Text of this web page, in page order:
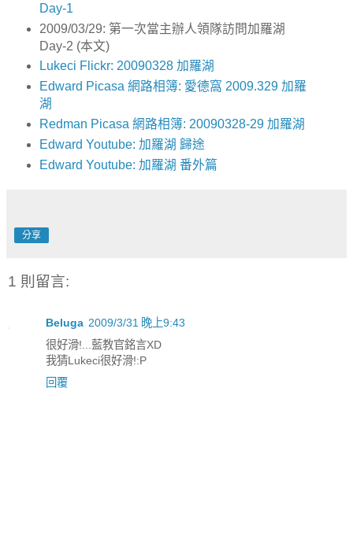
Day-1
2009/03/29: 第一次當主辦人領隊訪問加羅湖
Day-2 (本文)
Lukeci Flickr: 20090328 加羅湖
Edward Picasa 網路相簿: 愛德窩 2009.329 加羅
湖
Redman Picasa 網路相簿: 20090328-29 加羅湖
Edward Youtube: 加羅湖 歸途
Edward Youtube: 加羅湖 番外篇
分享
1 則留言:
Beluga 2009/3/31 晚上9:43
很好滑!...藍教官銘言XD
我猜Lukeci很好滑!:P
回覆